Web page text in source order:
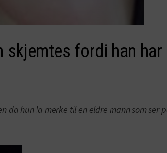
skjemtes fordi han
da hun la merke til en eldre mann som ser